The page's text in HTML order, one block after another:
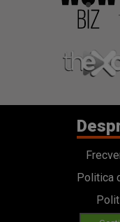
Politica